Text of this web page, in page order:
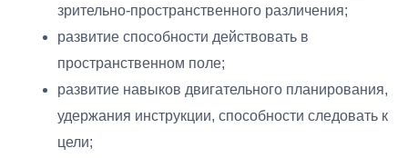
зрительно-пространственного различения;
развитие способности действовать в
пространственном поле;
развитие навыков двигательного планирования,
удержания инструкции, способности следовать к
цели;